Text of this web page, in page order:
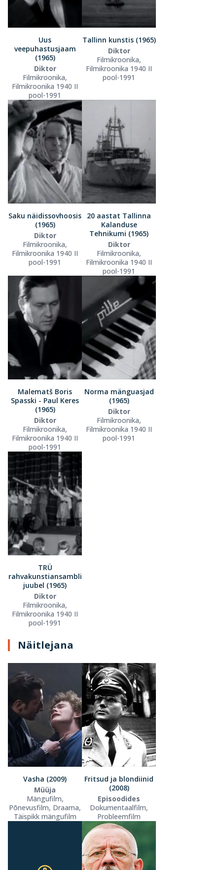
Uus
veepuhastusjaam
(1965)
Diktor
Filmikroonika,
Filmikroonika 1940 II
pool-1991
Tallinn kunstis (1965)
Diktor
Filmikroonika,
Filmikroonika 1940 II
pool-1991
Saku näidissovhoosis
(1965)
Diktor
Filmikroonika,
Filmikroonika 1940 II
pool-1991
20 aastat Tallinna
Kalanduse
Tehnikumi (1965)
Diktor
Filmikroonika,
Filmikroonika 1940 II
pool-1991
Malematš Boris
Spasski - Paul Keres
(1965)
Diktor
Filmikroonika,
Filmikroonika 1940 II
pool-1991
Norma mänguasjad
(1965)
Diktor
Filmikroonika,
Filmikroonika 1940 II
pool-1991
TRÜ
rahvakunstiansambli
juubel (1965)
Diktor
Filmikroonika,
Filmikroonika 1940 II
pool-1991
Näitlejana
Vasha (2009)
Müüja
Mängufilm,
Põnevusfilm, Draama,
Täispikk mängufilm
Fritsud ja blondiinid
(2008)
Episoodides
Dokumentaalfilm,
Probleemfilm